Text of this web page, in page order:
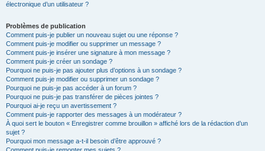
électronique d’un utilisateur ?
Problèmes de publication
Comment puis-je publier un nouveau sujet ou une réponse ?
Comment puis-je modifier ou supprimer un message ?
Comment puis-je insérer une signature à mon message ?
Comment puis-je créer un sondage ?
Pourquoi ne puis-je pas ajouter plus d’options à un sondage ?
Comment puis-je modifier ou supprimer un sondage ?
Pourquoi ne puis-je pas accéder à un forum ?
Pourquoi ne puis-je pas transférer de pièces jointes ?
Pourquoi ai-je reçu un avertissement ?
Comment puis-je rapporter des messages à un modérateur ?
À quoi sert le bouton « Enregistrer comme brouillon » affiché lors de la rédaction d’un
sujet ?
Pourquoi mon message a-t-il besoin d’être approuvé ?